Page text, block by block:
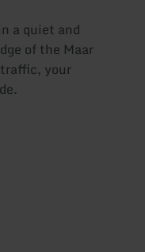
a quiet and
of the Maar
your